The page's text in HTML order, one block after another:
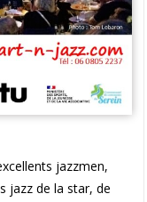
jazzmen,
jazz de la star, de